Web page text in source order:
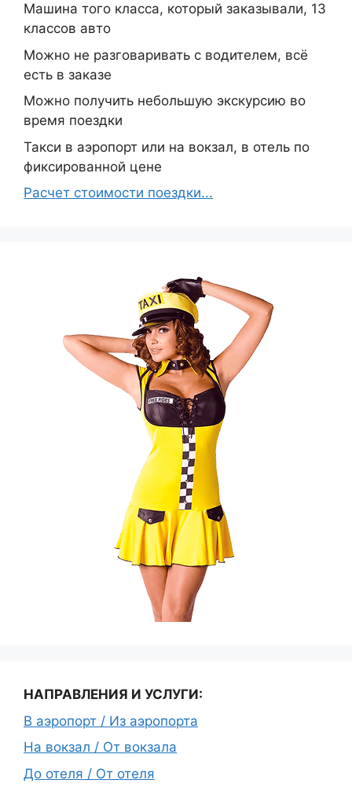
Машина того класса, который заказывали, 13
классов авто
Можно не разговаривать с водителем, всё
есть в заказе
Можно получить небольшую экскурсию во
время поездки
Такси в аэропорт или на вокзал, в отель по
фиксированной цене
Расчет стоимости поездки...
НАПРАВЛЕНИЯ И УСЛУГИ:
В аэропорт / Из аэропорта
На вокзал / От вокзала
До отеля / От отеля